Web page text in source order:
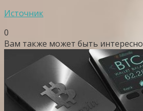
Источник
0
Вам также может быть интересно